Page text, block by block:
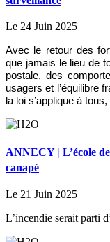
Le 24 Juin 2025
Avec le retour des
que jamais le lieu de
postale, des
usagers et l’équilibre
la loi s’applique à
ANNECY | L’école
canapé
Le 21 Juin 2025
L’incendie serait parti